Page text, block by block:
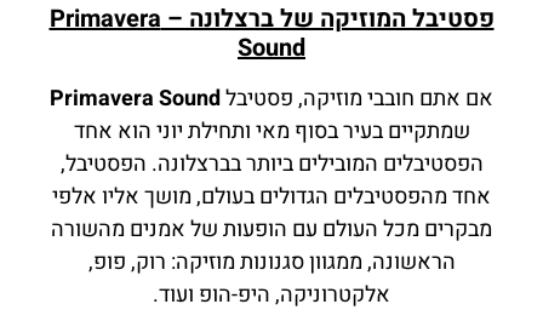
פסטיבל המוזיקה של ברצלונה – Primavera
Sound
אם אתם חובבי מוזיקה, פסטיבלPrimavera Sound
שמתקיים בעיר בסוף מאי ותחילת יוני הוא אחד
הפסטיבלים המובילים ביותר בברצלונה. הפסטיבל,
אחד מהפסטיבלים הגדולים בעולם, מושך אליו אלפי
מבקרים מכל העולם עם הופעות של אמנים מהשורה
הראשונה, ממגוון סגנונות מוזיקה: רוק, פופ,
אלקטרוניקה, היפ-הופ ועוד.